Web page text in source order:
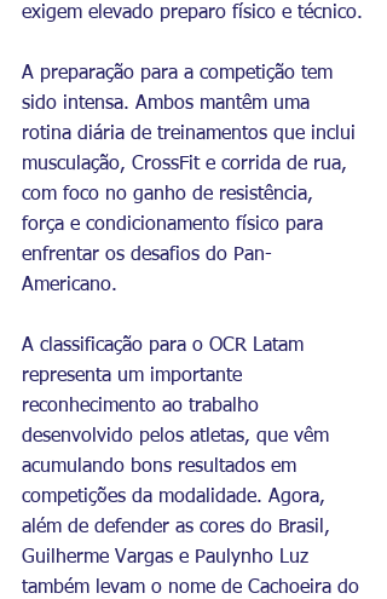
exigem elevado preparo físico e técnico.
A preparação para a competição tem
sido intensa. Ambos mantêm uma
rotina diária de treinamentos que inclui
musculação, CrossFit e corrida de rua,
com foco no ganho de resistência,
força e condicionamento físico para
enfrentar os desafios do Pan-
Americano.
A classificação para o OCR Latam
representa um importante
reconhecimento ao trabalho
desenvolvido pelos atletas, que vêm
acumulando bons resultados em
competições da modalidade. Agora,
além de defender as cores do Brasil,
Guilherme Vargas e Paulynho Luz
também levam o nome de Cachoeira do